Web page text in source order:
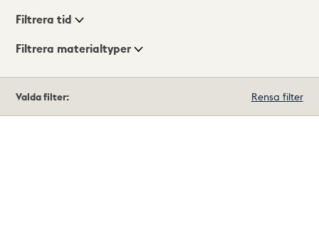
Visningsläge
Filtrera tid
Filtrera materialtyper
träffar
Valda filter: Rensa filter